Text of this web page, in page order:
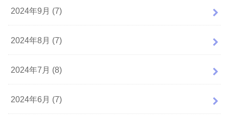
2024年9月 (7)
2024年8月 (7)
2024年7月 (8)
2024年6月 (7)